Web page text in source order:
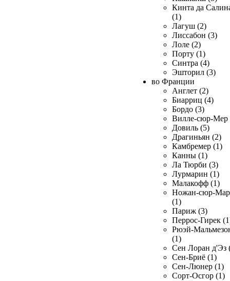
Кинта да
(1)
Лагуш (2)
Лиссабон (3)
Лоле (2)
Порту (1)
Синтра (4)
Эшторил (3)
во Франции
Англет (2)
Биарриц (4)
Бордо (3)
Вилле-сюр-Мер
Довиль (5)
Драгиньян (2)
Камбремер (1)
Канны (1)
Ла Тюрби (3)
Лурмарин (1)
Малакофф (1)
Ножан-сюр-
(1)
Париж (3)
Перрос-Гирек
Рюэй-
(1)
Сен Лоран д'Эз
Сен-Бриё (1)
Сен-Люнер (1)
Сорт-Осгор (1)